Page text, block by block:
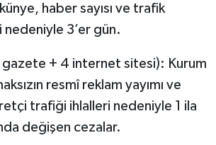
haber sayısı ve trafik
nedeniyle 3’er gün.
gazete + 4 internet sitesi): Kurum
resmî reklam yayımı ve
trafiği ihlalleri nedeniyle 1 ila
değişen cezalar.